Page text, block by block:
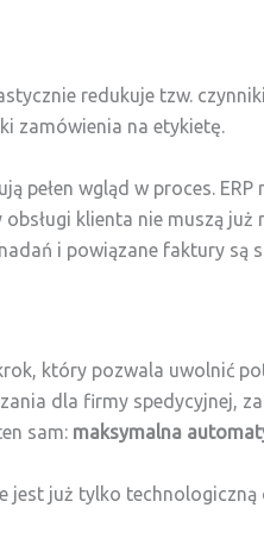
redukuje tzw.
zamówienia na etykietę.
pełen wgląd w proces.
klienta nie muszą
i powiązane faktury są
który pozwala uwolnić
dla firmy spedycyjnej,
sam: maksymalna
jest już tylko